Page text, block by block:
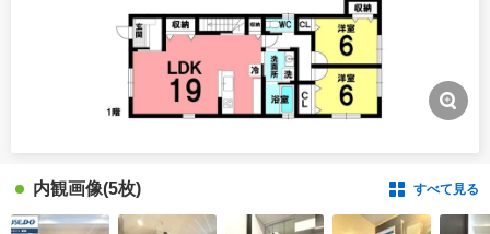
内観画像(5枚) すべて見る